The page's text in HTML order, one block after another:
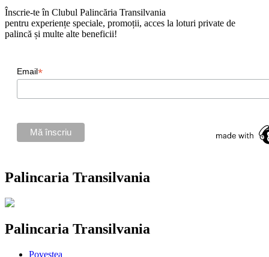
Înscrie-te în Clubul Palincăria Transilvania
pentru experiențe speciale, promoții, acces la loturi private de
palincă și multe alte beneficii!
Email*
Palincaria Transilvania
Palincaria Transilvania
Povestea